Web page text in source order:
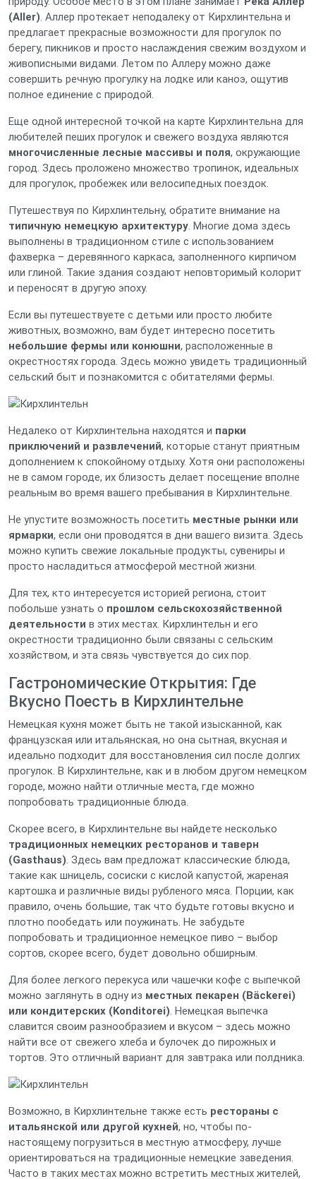
(Aller). Аллер протекает неподалеку от Кирхлинтельна и
предлагает прекрасные возможности для прогулок по
берегу, пикников и просто наслаждения свежим воздухом и
живописными видами. Летом по Аллеру можно даже
совершить речную прогулку на лодке или каноэ, ощутив
полное единение с природой.
Еще одной интересной точкой на карте Кирхлинтельна для
любителей пеших прогулок и свежего воздуха являются
многочисленные лесные массивы и поля, окружающие
город. Здесь проложено множество тропинок, идеальных
для прогулок, пробежек или велосипедных поездок.
Путешествуя по Кирхлинтельну, обратите внимание на
типичную немецкую архитектуру. Многие дома здесь
выполнены в традиционном стиле с использованием
фахверка – деревянного каркаса, заполненного кирпичом
или глиной. Такие здания создают неповторимый колорит
и переносят в другую эпоху.
Если вы путешествуете с детьми или просто любите
животных, возможно, вам будет интересно посетить
небольшие фермы или конюшни, расположенные в
окрестностях города. Здесь можно увидеть традиционный
сельский быт и познакомится с обитателями фермы.
Недалеко от Кирхлинтельна находятся и парки
приключений и развлечений, которые станут приятным
дополнением к спокойному отдыху. Хотя они расположены
не в самом городе, их близость делает посещение вполне
реальным во время вашего пребывания в Кирхлинтельне.
Не упустите возможность посетить местные рынки или
ярмарки, если они проводятся в дни вашего визита. Здесь
можно купить свежие локальные продукты, сувениры и
просто насладиться атмосферой местной жизни.
Для тех, кто интересуется историей региона, стоит
побольше узнать о прошлом сельскохозяйственной
деятельности в этих местах. Кирхлинтельн и его
окрестности традиционно были связаны с сельским
хозяйством, и эта связь чувствуется до сих пор.
Гастрономические Открытия: Где
Вкусно Поесть в Кирхлинтельне
Немецкая кухня может быть не такой изысканной, как
французская или итальянская, но она сытная, вкусная и
идеально подходит для восстановления сил после долгих
прогулок. В Кирхлинтельне, как и в любом другом немецком
городе, можно найти отличные места, где можно
попробовать традиционные блюда.
Скорее всего, в Кирхлинтельне вы найдете несколько
традиционных немецких ресторанов и таверн
(Gasthaus). Здесь вам предложат классические блюда,
такие как шницель, сосиски с кислой капустой, жареная
картошка и различные виды рубленого мяса. Порции, как
правило, очень большие, так что будьте готовы вкусно и
плотно пообедать или поужинать. Не забудьте
попробовать и традиционное немецкое пиво – выбор
сортов, скорее всего, будет довольно обширным.
Для более легкого перекуса или чашечки кофе с выпечкой
можно заглянуть в одну из местных пекарен (Bäckerei)
или кондитерских (Konditorei). Немецкая выпечка
славится своим разнообразием и вкусом – здесь можно
найти все от свежего хлеба и булочек до пирожных и
тортов. Это отличный вариант для завтрака или полдника.
Возможно, в Кирхлинтельне также есть рестораны с
итальянской или другой кухней, но, чтобы по-
настоящему погрузиться в местную атмосферу, лучше
ориентироваться на традиционные немецкие заведения.
Часто в таких местах можно встретить местных жителей,